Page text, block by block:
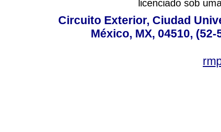
licenciado sob
Circuito Exterior, Ciudad
México, MX, 04510,